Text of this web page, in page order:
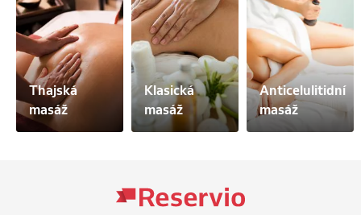
pro matku i dítě. Thajská masáž pro těhotné může
také zahrnovat jemnou práci s energetickými body,
což podporuje celkovou rovnováhu a pohodu. Tato
masáž je ideální pro zklidnění mysli, zlepšení spánku,
zmírnění únavy a bolesti spojené s těhotenstvím.
Thajská
masáž
Klasická
masáž
Anticelulitidní
masáž